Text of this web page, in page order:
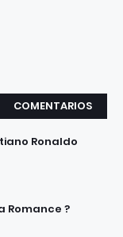
COMENTARIOS
Ronaldo
Romance ?